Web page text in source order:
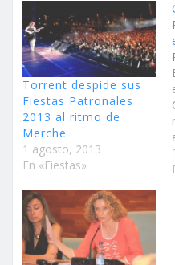
Torrent despide sus
Fiestas Patronales
2013 al ritmo de
Merche
1 agosto, 2013
En «Fiestas»